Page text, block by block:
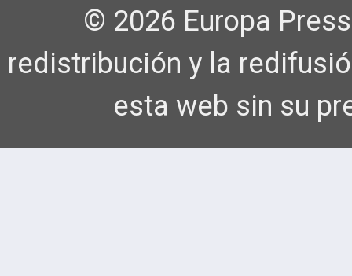
© 2026 Europa
redistribución y la
esta web sin su